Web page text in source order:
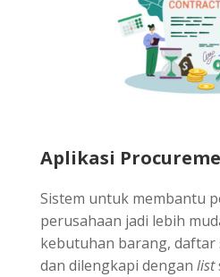
Aplikasi
Sistem untuk membantu
perusahaan jadi lebih
kebutuhan barang, daftar
dan dilengkapi dengan list